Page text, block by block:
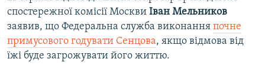
спостережної комісії Москви Іван Мельников
заявив, що Федеральна служба виконання почне
примусового годувати Сенцова, якщо відмова від
їжі буде загрожувати його життю.